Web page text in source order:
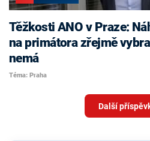
Těžkosti ANO v Praze:
na primátora zřejmě
nemá
Téma: Praha
Další